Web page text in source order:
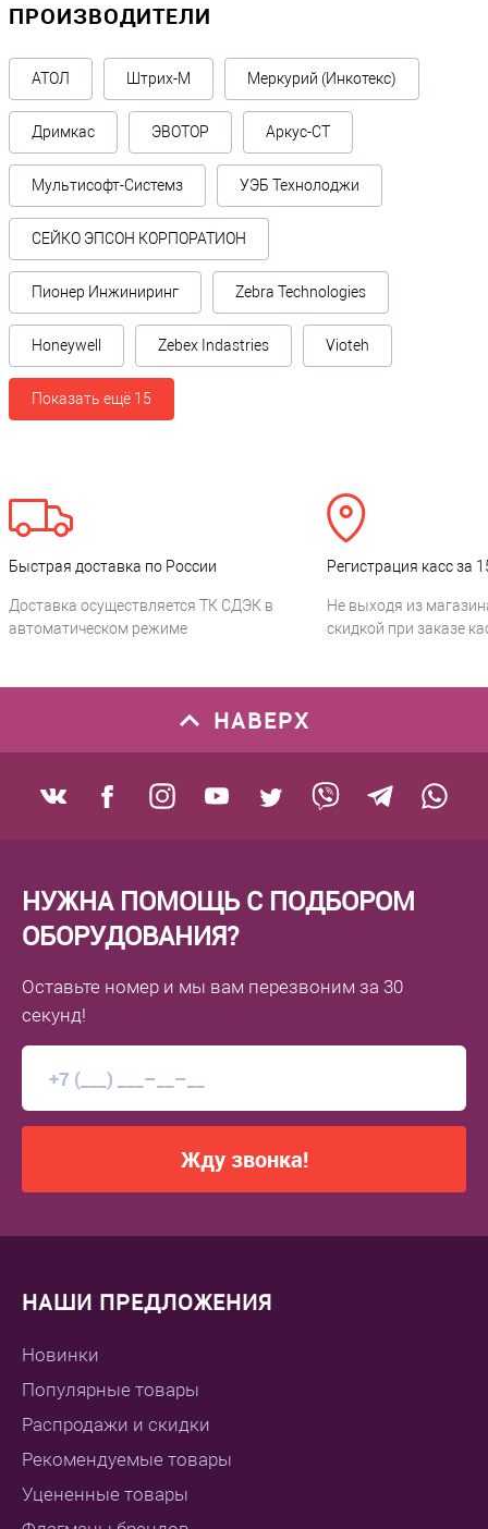
ПРОИЗВОДИТЕЛИ
АТОЛ Штрих-М Меркурий (Инкотекс)
Дримкас ЭВОТОР Аркус-СТ
Мультисофт-Системз УЭБ Технолоджи
СЕЙКО ЭПСОН КОРПОРАТИОН
Пионер Инжиниринг Zebra Technologies
Honeywell Zebex Indastries Vioteh
Показать ещё 15
Быстрая доставка по России
Доставка осуществляется ТК СДЭК в
автоматическом режиме
Регистрация касс за
Не выходя из
скидкой при заказе
НАВЕРХ
НУЖНА ПОМОЩЬ С ПОДБОРОМ
ОБОРУДОВАНИЯ?
Оставьте номер и мы вам перезвоним за 30
секунд!
Жду звонка!
НАШИ ПРЕДЛОЖЕНИЯ
Новинки
Популярные товары
Распродажи и скидки
Рекомендуемые товары
Уцененные товары